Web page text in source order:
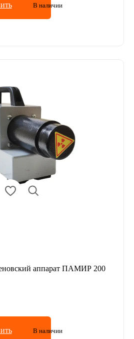
В наличии
аппарат ПАМИР 200
В наличии